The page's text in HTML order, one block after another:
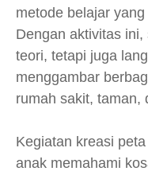
metode belajar
Dengan aktivitas
teori, tetapi juga
menggambar
rumah sakit, taman,
Kegiatan kreasi
anak memahami